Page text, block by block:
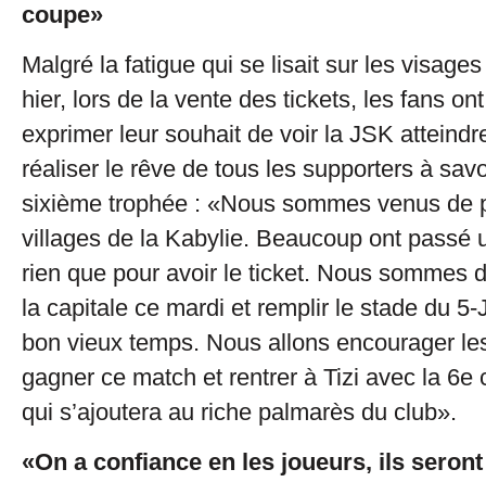
coupe»
Malgré la fatigue qui se lisait sur les
hier, lors de la vente des tickets, les fans
exprimer leur souhait de voir la JSK
réaliser le rêve de tous les supporters à
sixième trophée : «Nous sommes venus de
villages de la Kabylie. Beaucoup ont passé
rien que pour avoir le ticket. Nous sommes
la capitale ce mardi et remplir le stade du
bon vieux temps. Nous allons encourager
gagner ce match et rentrer à Tizi avec la 6e
qui s’ajoutera au riche palmarès du club».
«On a confiance en les joueurs, ils